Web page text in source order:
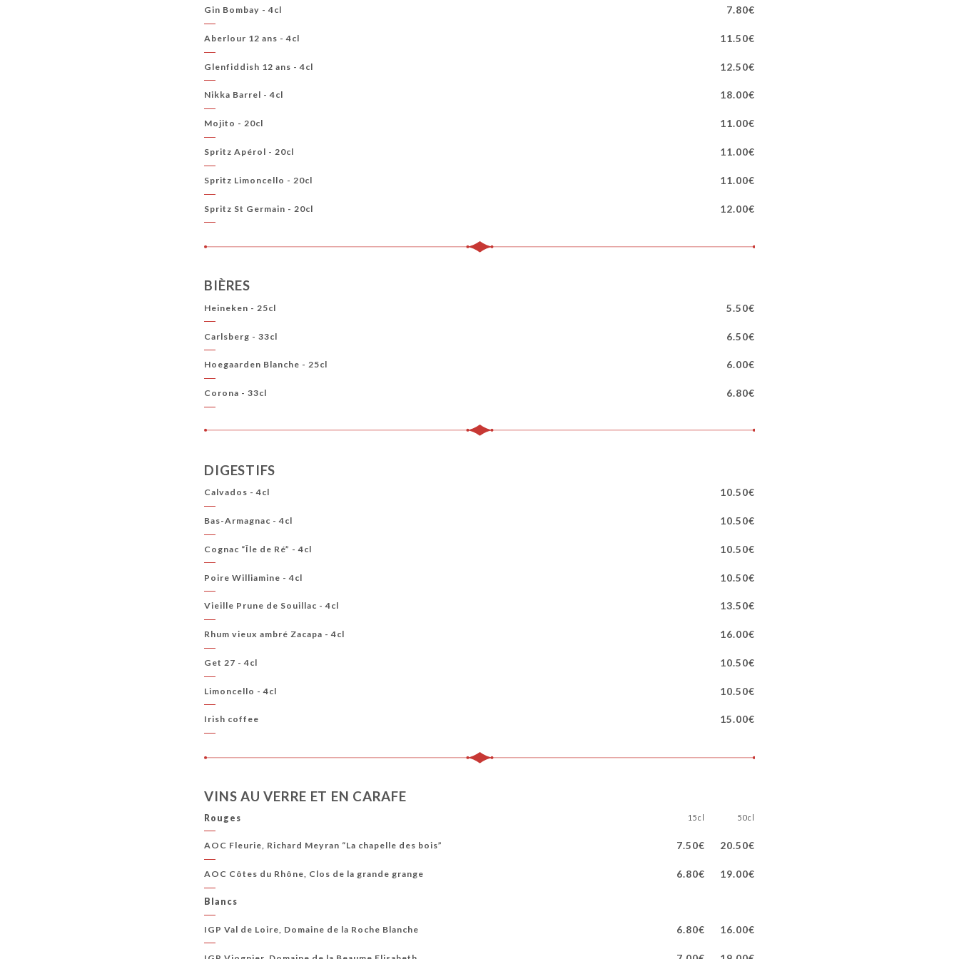
Gin Bombay - 4cl 7.80€
Aberlour 12 ans - 4cl 11.50€
Glenfiddish 12 ans - 4cl 12.50€
Nikka Barrel - 4cl 18.00€
Mojito - 20cl 11.00€
Spritz Apérol - 20cl 11.00€
Spritz Limoncello - 20cl 11.00€
Spritz St Germain - 20cl 12.00€
BIÈRES
Heineken - 25cl 5.50€
Carlsberg - 33cl 6.50€
Hoegaarden Blanche - 25cl 6.00€
Corona - 33cl 6.80€
DIGESTIFS
Calvados - 4cl 10.50€
Bas-Armagnac - 4cl 10.50€
Cognac “Île de Ré” - 4cl 10.50€
Poire Williamine - 4cl 10.50€
Vieille Prune de Souillac - 4cl 13.50€
Rhum vieux ambré Zacapa - 4cl 16.00€
Get 27 - 4cl 10.50€
Limoncello - 4cl 10.50€
Irish coffee 15.00€
VINS AU VERRE ET EN CARAFE
Rouges 15cl 50cl
AOC Fleurie, Richard Meyran “La chapelle des bois” 7.50€ 20.50€
AOC Côtes du Rhône, Clos de la grande grange 6.80€ 19.00€
Blancs
IGP Val de Loire, Domaine de la Roche Blanche 6.80€ 16.00€